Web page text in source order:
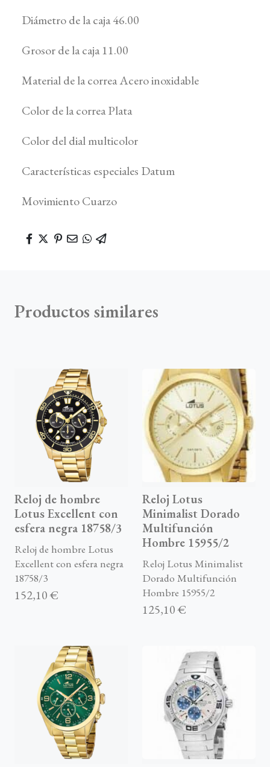
Diámetro de la caja 46.00
Grosor de la caja 11.00
Material de la correa Acero inoxidable
Color de la correa Plata
Color del dial multicolor
Características especiales Datum
Movimiento Cuarzo
Productos similares
Reloj de hombre
Lotus Excellent con
esfera negra 18758/3
Reloj de hombre Lotus
Excellent con esfera negra
18758/3
152,10 €
Reloj Lotus
Minimalist Dorado
Multifunción
Hombre 15955/2
Reloj Lotus Minimalist
Dorado Multifunción
Hombre 15955/2
125,10 €